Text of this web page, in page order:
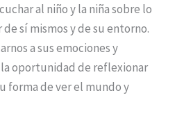
al niño y la niña sobre lo
sí mismos y de su entorno.
a sus emociones y
oportunidad de reflexionar
forma de ver el mundo y